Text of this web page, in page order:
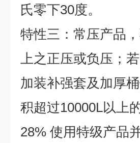
氏零下30度。
特性三：常压产品
上之正压或负压；
加装补强套及加厚
积超过10000L以上
28% 使用特级产品